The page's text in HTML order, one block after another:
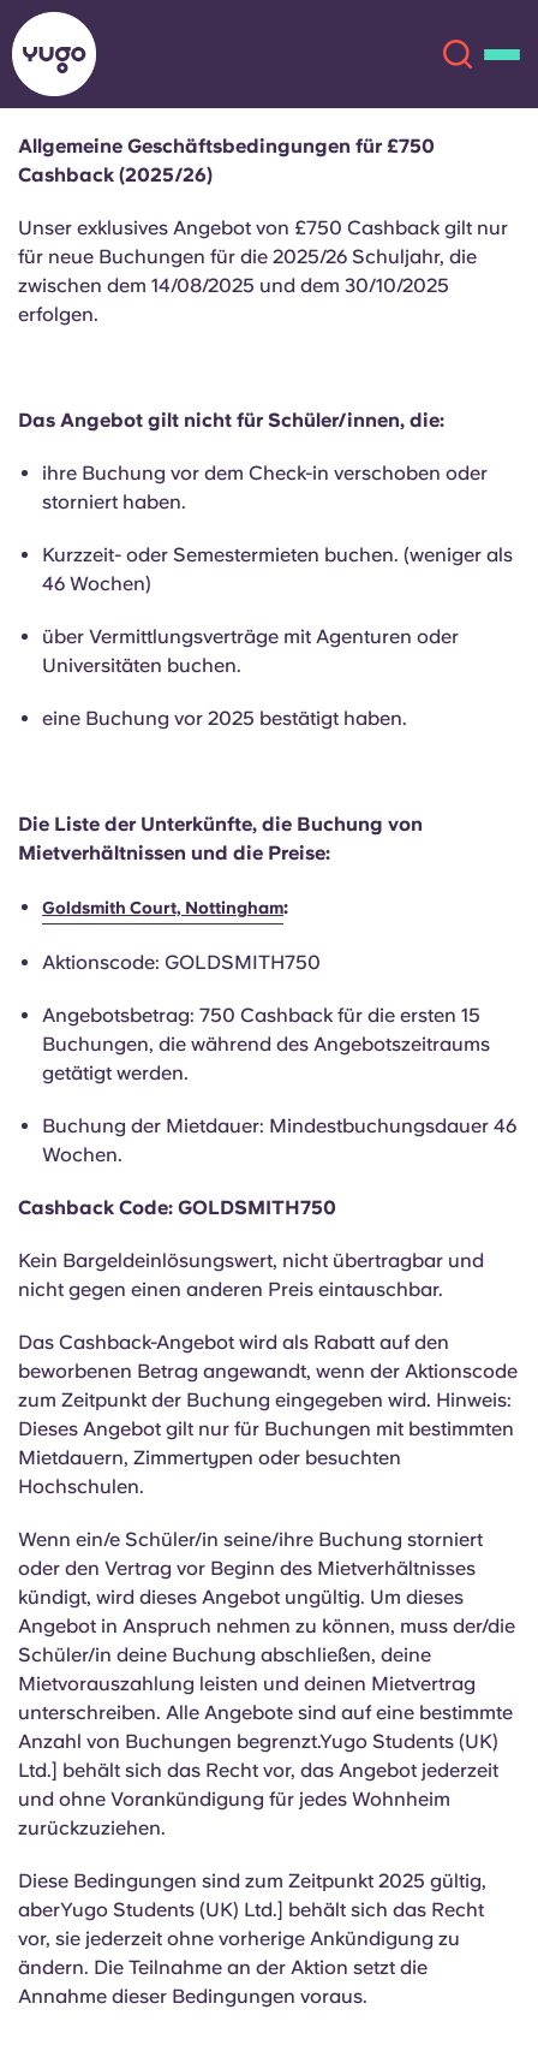
Über uns
Standorte
Mehr
Konto
English (GB)
Català
Italian
French
Wähle ein Land aus
Wähle eine Stadt aus
Wähle eine Unterkunft aus
Anmelden
English (GB)
English (US)
Portuguese
Allgemeine Geschäftsbedingungen für £750
Cashback (2025/26)
Unser exklusives Angebot von £750 Cashback gilt nur
für neue Buchungen für die 2025/26 Schuljahr, die
zwischen dem 14/08/2025 und dem 30/10/2025
erfolgen.
Das Angebot gilt nicht für Schüler/innen, die:
ihre Buchung vor dem Check-in verschoben oder
storniert haben.
Kurzzeit- oder Semestermieten buchen. (weniger als
46 Wochen)
über Vermittlungsverträge mit Agenturen oder
Universitäten buchen.
eine Buchung vor 2025 bestätigt haben.
Die Liste der Unterkünfte, die Buchung von
Mietverhältnissen und die Preise:
Goldsmith Court, Nottingham:
Aktionscode: GOLDSMITH750
Angebotsbetrag: 750 Cashback für die ersten 15
Buchungen, die während des Angebotszeitraums
getätigt werden.
Buchung der Mietdauer: Mindestbuchungsdauer 46
Wochen.
Cashback Code: GOLDSMITH750
Kein Bargeldeinlösungswert, nicht übertragbar und
nicht gegen einen anderen Preis eintauschbar.
Das Cashback-Angebot wird als Rabatt auf den
beworbenen Betrag angewandt, wenn der Aktionscode
zum Zeitpunkt der Buchung eingegeben wird. Hinweis:
Dieses Angebot gilt nur für Buchungen mit bestimmten
Mietdauern, Zimmertypen oder besuchten
Hochschulen.
Wenn ein/e Schüler/in seine/ihre Buchung storniert
oder den Vertrag vor Beginn des Mietverhältnisses
kündigt, wird dieses Angebot ungültig. Um dieses
Angebot in Anspruch nehmen zu können, muss der/die
Schüler/in deine Buchung abschließen, deine
Mietvorauszahlung leisten und deinen Mietvertrag
unterschreiben. Alle Angebote sind auf eine bestimmte
Anzahl von Buchungen begrenzt.Yugo Students (UK)
Ltd.] behält sich das Recht vor, das Angebot jederzeit
und ohne Vorankündigung für jedes Wohnheim
zurückzuziehen.
Diese Bedingungen sind zum Zeitpunkt 2025 gültig,
aberYugo Students (UK) Ltd.] behält sich das Recht
vor, sie jederzeit ohne vorherige Ankündigung zu
ändern. Die Teilnahme an der Aktion setzt die
Annahme dieser Bedingungen voraus.